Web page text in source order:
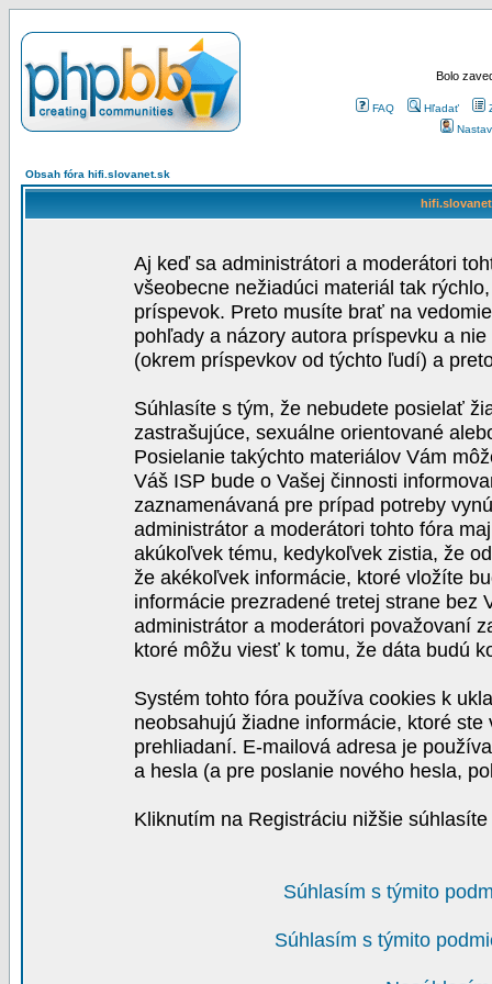
Bolo
FAQ Hľadať
Obsah fóra hifi.slovanet.sk
Aj keď sa administrátori a moderátori
všeobecne nežiadúci materiál tak
príspevok. Preto musíte brať na
pohľady a názory autora príspevku a
(okrem príspevkov od týchto ľudí) a
Súhlasíte s tým, že nebudete posielať
zastrašujúce, sexuálne orientované
Posielanie takýchto materiálov Vám
Váš ISP bude o Vašej činnosti
zaznamenávaná pre prípad potreby
administrátor a moderátori tohto fóra
akúkoľvek tému, kedykoľvek zistia, že
že akékoľvek informácie, ktoré vložíte
informácie prezradené tretej strane bez
administrátor a moderátori považovaní
ktoré môžu viesť k tomu, že dáta budú
Systém tohto fóra používa cookies k
neobsahujú žiadne informácie, ktoré
prehliadaní. E-mailová adresa je
a hesla (a pre poslanie nového hesla,
Kliknutím na Registráciu nižšie
Súhlasím s týmito
Súhlasím s týmito